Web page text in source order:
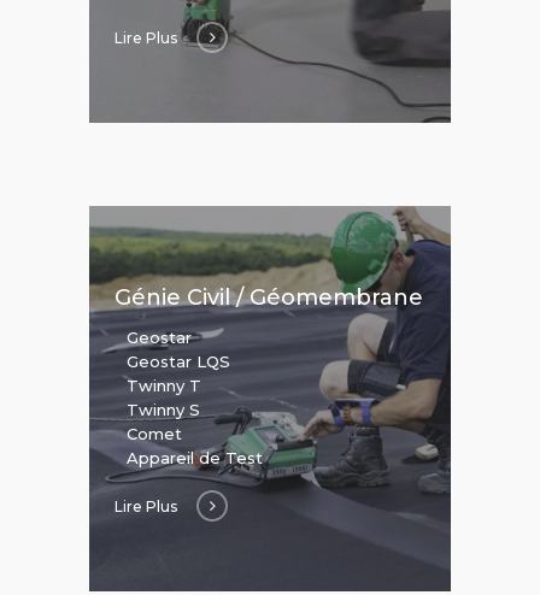
Lire Plus
Génie Civil / Géomembrane
Geostar
Geostar LQS
Twinny T
Twinny S
Comet
Appareil de Test
Lire Plus